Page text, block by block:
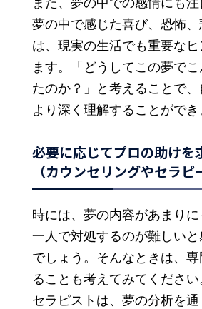
夢の中で感じた喜び、恐怖
は、現実の生活でも重要な
ます。「どうしてこの夢で
たのか？」と考えることで
より深く理解することができ
必要に応じてプロの助けを
（カウンセリングやセラピ
時には、夢の内容があまり
一人で対処するのが難しい
でしょう。そんなときは、
ることも考えてみてくださ
セラピストは、夢の分析を